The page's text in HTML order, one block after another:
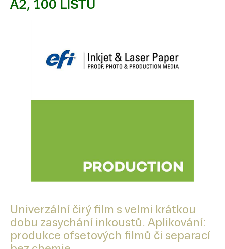
A2, 100 LISTŮ
Univerzální čirý film s velmi krátkou
dobu zasychání inkoustů. Aplikování:
produkce ofsetových filmů či separací